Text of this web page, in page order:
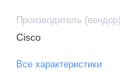
Производитель (вендор)
Cisco
Все характеристики